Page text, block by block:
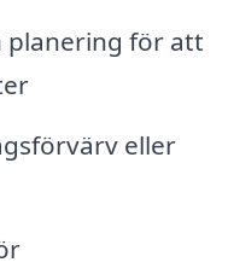
planering för att
eller